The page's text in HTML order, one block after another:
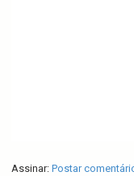
Assinar: Postar